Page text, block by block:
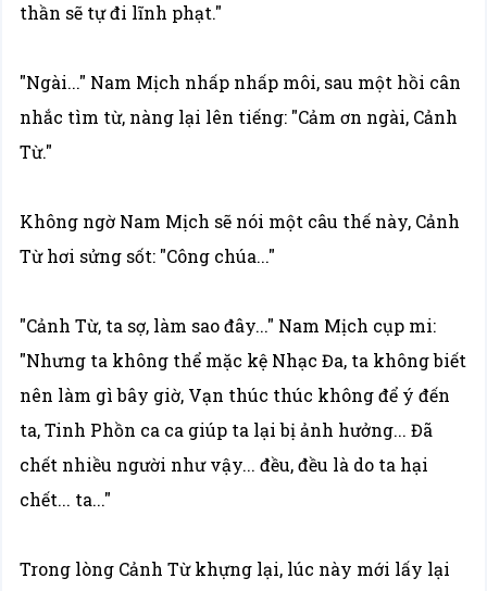
thần sẽ tự đi lĩnh phạt."
"Ngài..." Nam Mịch nhấp nhấp môi, sau một hồi cân
nhắc tìm từ, nàng lại lên tiếng: "Cảm ơn ngài, Cảnh
Từ."
Không ngờ Nam Mịch sẽ nói một câu thế này, Cảnh
Từ hơi sửng sốt: "Công chúa..."
"Cảnh Từ, ta sợ, làm sao đây..." Nam Mịch cụp mi:
"Nhưng ta không thể mặc kệ Nhạc Đa, ta không biết
nên làm gì bây giờ, Vạn thúc thúc không để ý đến
ta, Tinh Phồn ca ca giúp ta lại bị ảnh hưởng... Đã
chết nhiều người như vậy... đều, đều là do ta hại
chết... ta..."
Trong lòng Cảnh Từ khựng lại, lúc này mới lấy lại